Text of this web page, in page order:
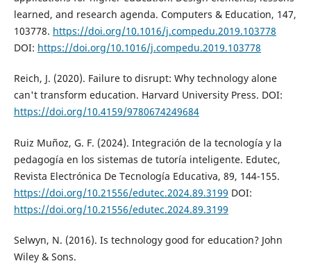
learned, and research agenda. Computers & Education, 147,
103778. https://doi.org/10.1016/j.compedu.2019.103778
DOI: https://doi.org/10.1016/j.compedu.2019.103778
Reich, J. (2020). Failure to disrupt: Why technology alone
can't transform education. Harvard University Press. DOI:
https://doi.org/10.4159/9780674249684
Ruiz Muñoz, G. F. (2024). Integración de la tecnología y la
pedagogía en los sistemas de tutoría inteligente. Edutec,
Revista Electrónica De Tecnología Educativa, 89, 144-155.
https://doi.org/10.21556/edutec.2024.89.3199 DOI:
https://doi.org/10.21556/edutec.2024.89.3199
Selwyn, N. (2016). Is technology good for education? John
Wiley & Sons.